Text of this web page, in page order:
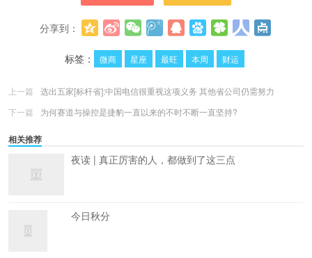
分享到：
标签：
微商 星座 最旺 本周 财运
上一篇
选出五家[标杆省]:中国电信很重视这项义务 其他省公司仍需努力
下一篇
为何赛道与操控是捷豹一直以来的不时不断一直坚持?
相关推荐
夜读 | 真正厉害的人，都做到了这三点
今日秋分